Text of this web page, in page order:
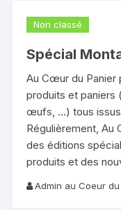
Non classé
Spécial
Au Cœur du Panier
produits et
œufs, …) tous
Régulièrement, Au
des éditions
produits et des
Admin au Coeur